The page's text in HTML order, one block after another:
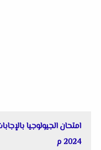
امتحان الجيولوجيا
2024 م